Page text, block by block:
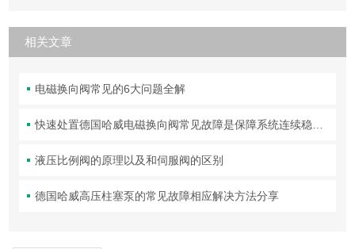
相关文章
电磁换向阀常见的6大问题全解
快速处置德国哈威电磁换向阀常见故障是保障系统连续稳定运行的关键
液压比例阀的原理以及和伺服阀的区别
德国哈威高压柱塞泵的常见故障相应解决方法分享